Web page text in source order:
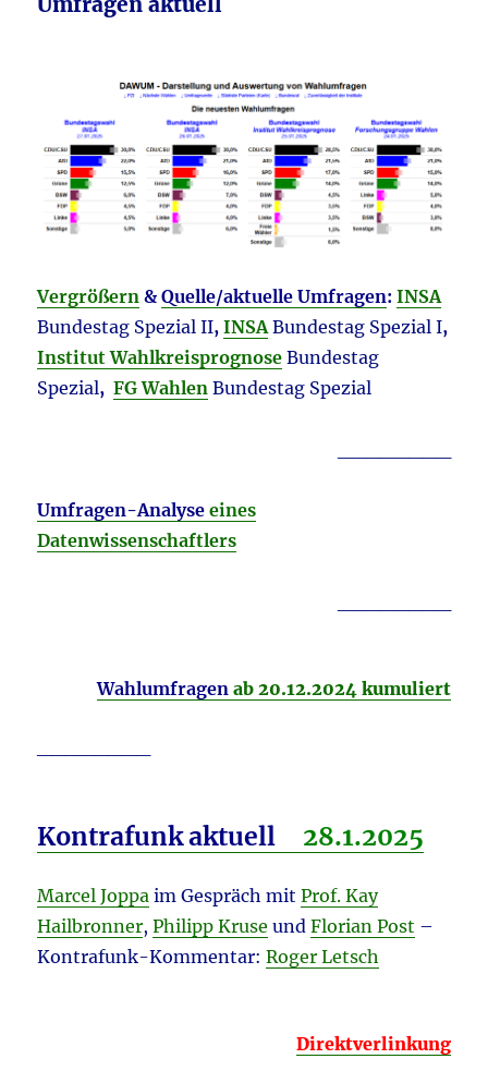
Vergrößern &Quelle/aktuelle Umfragen: INSA
Bundestag Spezial II,INSA Bundestag Spezial I,
Institut Wahlkreisprognose Bundestag
Spezial,FG Wahlen Bundestag Spezial
Umfragen-Analyseeines
Datenwissenschaftlers
Wahlumfragen ab 20.12.2024 kumuliert
Kontrafunk aktuell 28.1.2025
Marcel Joppa im Gespräch mitProf. Kay
Hailbronner,Philipp Kruse undFlorian Post –
Kontrafunk-Kommentar:Roger Letsch
Direktverlinkung